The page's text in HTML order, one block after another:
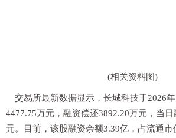
(相关资料图)
交易所最新数据显示，长城科技于2026
4477.75万元，融资偿还3892.20万元，当
元。目前，该股融资余额3.39亿，占流通市